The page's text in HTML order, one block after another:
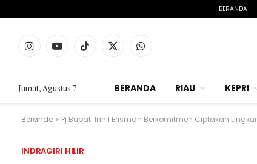
BERANDA
InstagramYouTubeTikTokX
WhatsApp
Jumat, Agustus 7 BERANDA RIAU KEPRI
Beranda » Pj Bupati Inhil Erisman Berkomitmen Ciptakan
INDRAGIRI HILIR